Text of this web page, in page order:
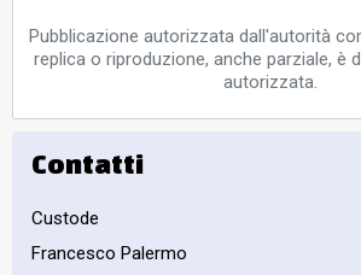
Pubblicazione autorizzata dall'autorità
replica o riproduzione, anche parziale, è
autorizzata.
Contatti
Custode
Francesco Palermo